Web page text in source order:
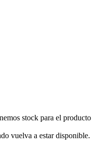
stock para el producto
vuelva a estar disponible.